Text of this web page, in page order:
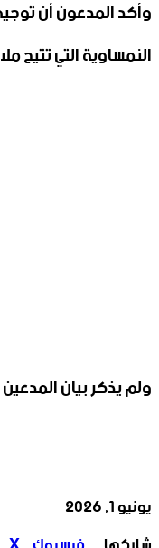
وأكد المدعون أن
النمساوية التي تتيح
ولم يذكر بيان
يونيو 1, 2026